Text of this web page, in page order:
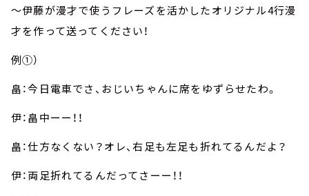
～伊藤が漫才で使うフレーズを活かしたオリジナル4行漫
才を作って送ってください！
例①）
畠：今日電車でさ、おじいちゃんに席をゆずらせたわ。
伊：畠中ーー！！
畠：仕方なくない？オレ、右足も左足も折れてるんだよ？
伊：両足折れてるんだってさーー！！